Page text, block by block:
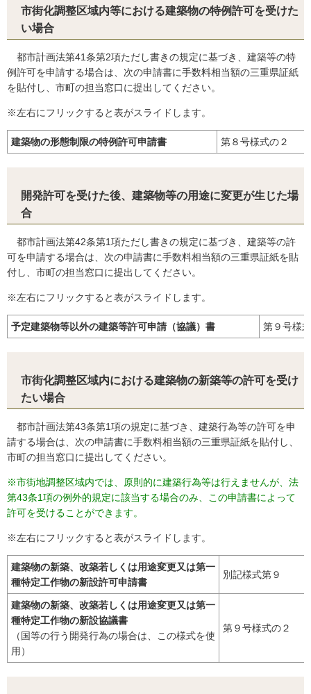
市街化調整区域内等における建築物の特例許可を受けた
い場合
都市計画法第41条第2項ただし書きの規定に基づき、建築等の特
例許可を申請する場合は、次の申請書に手数料相当額の三重県証紙
を貼付し、市町の担当窓口に提出してください。
※左右にフリックすると表がスライドします。
建築物の形態制限の特例許可申請書 第８号様式の２
開発許可を受けた後、建築物等の用途に変更が生じた場
合
都市計画法第42条第1項ただし書きの規定に基づき、建築等の許
可を申請する場合は、次の申請書に手数料相当額の三重県証紙を貼
付し、市町の担当窓口に提出してください。
※左右にフリックすると表がスライドします。
予定建築物等以外の建築等許可申請（協議）書 第９号様式
市街化調整区域内における建築物の新築等の許可を受け
たい場合
都市計画法第43条第1項の規定に基づき、建築行為等の許可を申
請する場合は、次の申請書に手数料相当額の三重県証紙を貼付し、
市町の担当窓口に提出してください。
※市街地調整区域内では、原則的に建築行為等は行えませんが、法
第43条1項の例外的規定に該当する場合のみ、この申請書によって
許可を受けることができます。
※左右にフリックすると表がスライドします。
建築物の新築、改築若しくは用途変更又は第一
種特定工作物の新設許可申請書
別記様式第９
建築物の新築、改築若しくは用途変更又は第一
種特定工作物の新設協議書
（国等の行う開発行為の場合は、この様式を使
用）
第９号様式の２